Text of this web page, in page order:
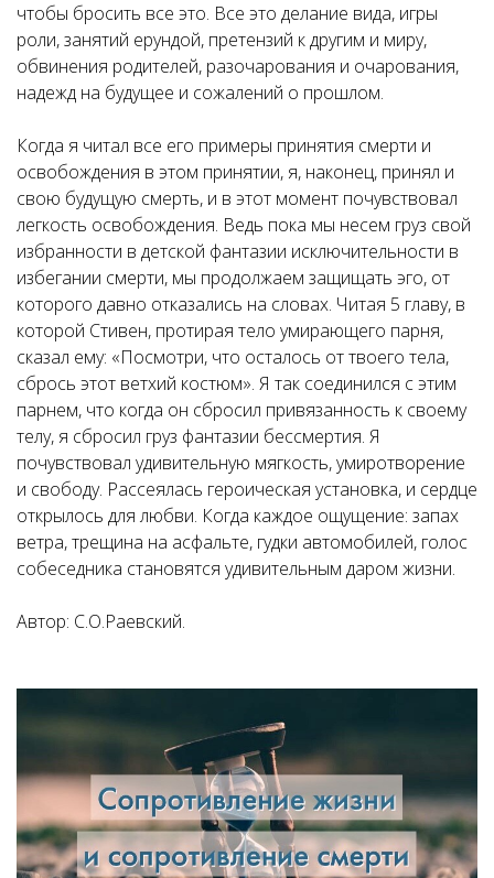
чтобы бросить все это. Все это делание вида, игры
роли, занятий ерундой, претензий к другим и миру,
обвинения родителей, разочарования и очарования,
надежд на будущее и сожалений о прошлом.
Когда я читал все его примеры принятия смерти и
освобождения в этом принятии, я, наконец, принял и
свою будущую смерть, и в этот момент почувствовал
легкость освобождения. Ведь пока мы несем груз свой
избранности в детской фантазии исключительности в
избегании смерти, мы продолжаем защищать эго, от
которого давно отказались на словах. Читая 5 главу, в
которой Стивен, протирая тело умирающего парня,
сказал ему: «Посмотри, что осталось от твоего тела,
сбрось этот ветхий костюм». Я так соединился с этим
парнем, что когда он сбросил привязанность к своему
телу, я сбросил груз фантазии бессмертия. Я
почувствовал удивительную мягкость, умиротворение
и свободу. Рассеялась героическая установка, и сердце
открылось для любви. Когда каждое ощущение: запах
ветра, трещина на асфальте, гудки автомобилей, голос
собеседника становятся удивительным даром жизни.
Автор: С.О.Раевский.